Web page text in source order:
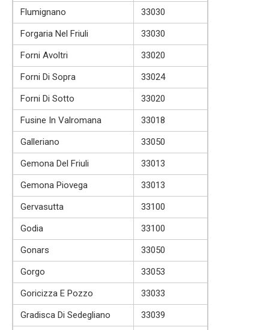
Flumignano
33030
Forgaria Nel Friuli
33030
Forni Avoltri
33020
Forni Di Sopra
33024
Forni Di Sotto
33020
Fusine In Valromana
33018
Galleriano
33050
Gemona Del Friuli
33013
Gemona Piovega
33013
Gervasutta
33100
Godia
33100
Gonars
33050
Gorgo
33053
Goricizza E Pozzo
33033
Gradisca Di Sedegliano
33039